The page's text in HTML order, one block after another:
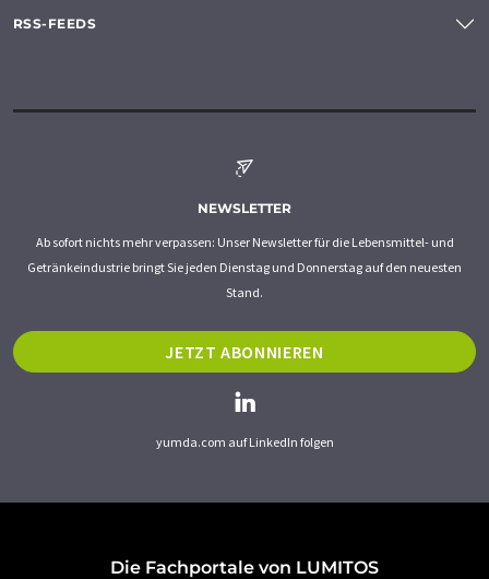
RSS-FEEDS
NEWSLETTER
Ab sofort nichts mehr verpassen: Unser Newsletter für die Lebensmittel- und
Getränkeindustrie bringt Sie jeden Dienstag und Donnerstag auf den neuesten
Stand.
JETZT ABONNIEREN
yumda.com auf LinkedIn folgen
Die Fachportale von LUMITOS